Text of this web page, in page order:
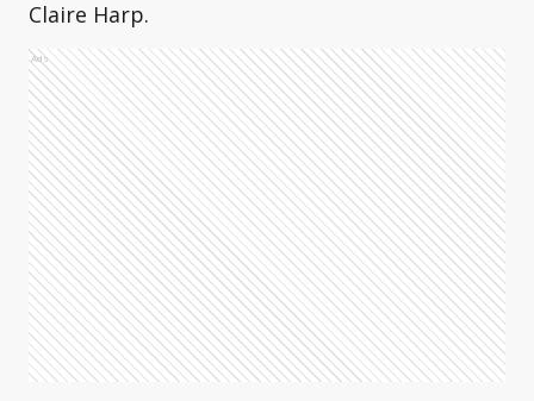
Claire Harp.
Ads